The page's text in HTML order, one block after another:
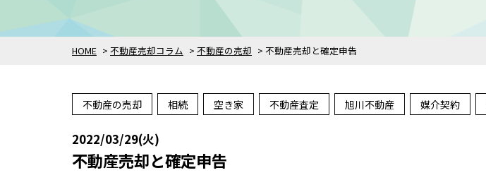
HOME > 不動産売却コラム > 不動産の売却 > 不動産売却と確定申告
不動産の売却 相続 空き家 不動産査定 旭川不動産 媒介契約
2022/03/29(火)
不動産売却と確定申告